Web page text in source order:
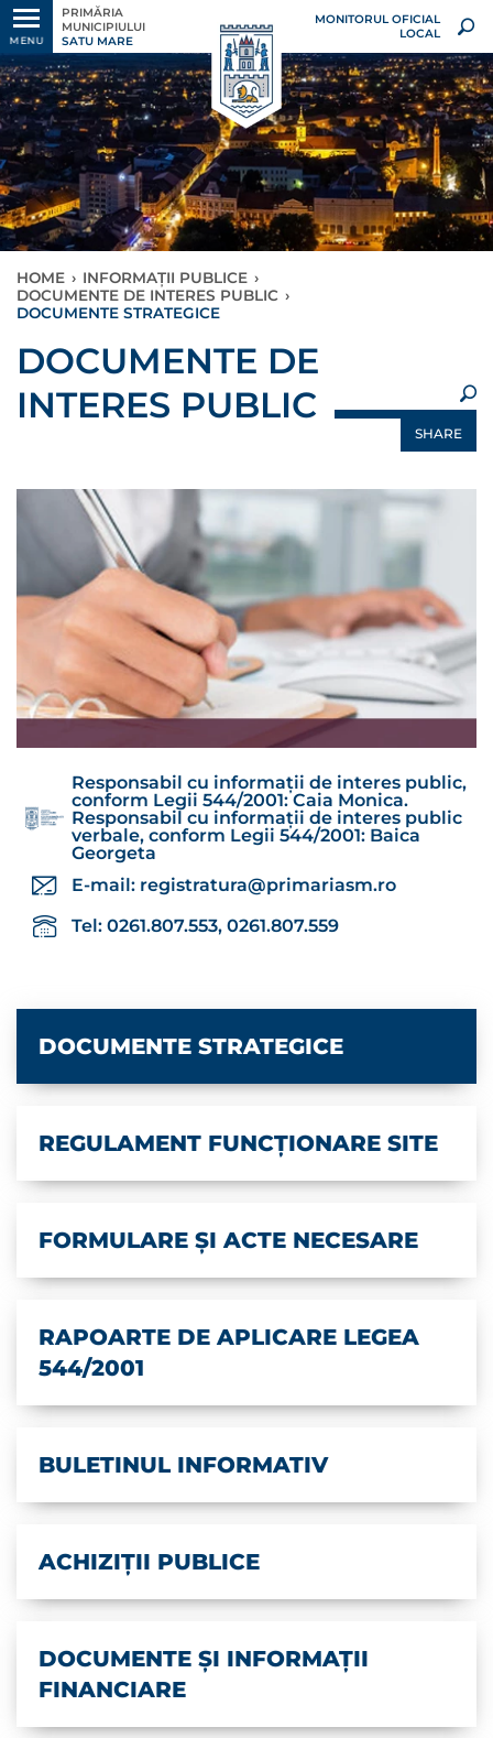
MENU
PRIMĂRIA
MUNICIPIULUI
SATU MARE
MONITORUL OFICIAL
LOCAL
HOME › INFORMAȚII PUBLICE ›
DOCUMENTE DE INTERES PUBLIC ›
DOCUMENTE STRATEGICE
DOCUMENTE DE
INTERES PUBLIC
SHARE
Responsabil cu informații de interes public,
conform Legii 544/2001: Caia Monica.
Responsabil cu informații de interes public
verbale, conform Legii 544/2001: Baica
Georgeta
E-mail: registratura@primariasm.ro
Tel: 0261.807.553, 0261.807.559
DOCUMENTE STRATEGICE
REGULAMENT FUNCȚIONARE SITE
FORMULARE ȘI ACTE NECESARE
RAPOARTE DE APLICARE LEGEA
544/2001
BULETINUL INFORMATIV
ACHIZIȚII PUBLICE
DOCUMENTE ȘI INFORMAȚII
FINANCIARE